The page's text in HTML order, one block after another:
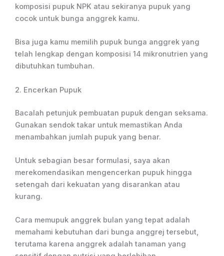
komposisi pupuk NPK atau sekiranya pupuk yang
cocok untuk bunga anggrek kamu.
Bisa juga kamu memilih pupuk bunga anggrek yang
telah lengkap dengan komposisi 14 mikronutrien yang
dibutuhkan tumbuhan.
2. Encerkan Pupuk
Bacalah petunjuk pembuatan pupuk dengan seksama.
Gunakan sendok takar untuk memastikan Anda
menambahkan jumlah pupuk yang benar.
Untuk sebagian besar formulasi, saya akan
merekomendasikan mengencerkan pupuk hingga
setengah dari kekuatan yang disarankan atau
kurang.
Cara memupuk anggrek bulan yang tepat adalah
memahami kebutuhan dari bunga anggrej tersebut,
terutama karena anggrek adalah tanaman yang